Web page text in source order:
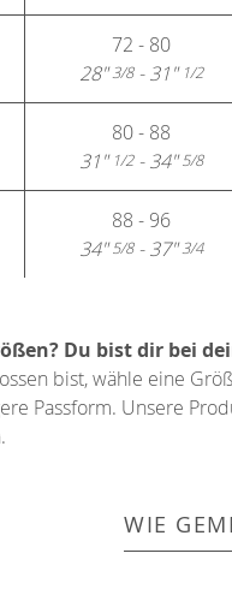
72 - 80
28"3/8- 31"1/2
80 - 88
31"1/2- 34"5/8
88 - 96
34"5/8- 37"3/4
Du bist dir bei
bist, wähle eine
Passform. Unsere
WIE